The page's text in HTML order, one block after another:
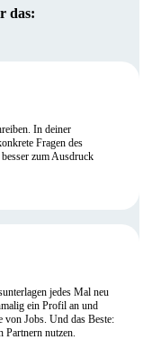
das:
In deiner
Fragen des
zum Ausdruck
jedes Mal neu
ein Profil an und
Jobs. Und das Beste:
nutzen.